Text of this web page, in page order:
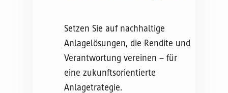
Setzen Sie auf nachhaltige
Anlagelösungen, die Rendite und
Verantwortung vereinen – für
eine zukunftsorientierte
Anlagetrategie.